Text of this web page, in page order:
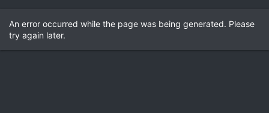
An error occurred while the page was being generated. Please
try again later.